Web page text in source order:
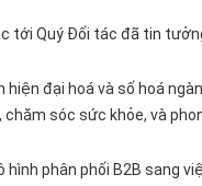
tới Quý Đối tác đã tin
đại hoá và số hoá
sóc sức khỏe, và
phân phối B2B sang